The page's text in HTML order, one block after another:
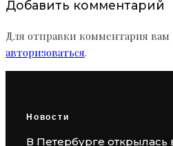
Добавить комментарий
Для отправки комментария вам
авторизоваться.
Новости
В Петербурге открылась